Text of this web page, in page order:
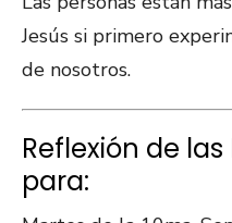
Jesús si primero
de nosotros.
Reflexión de
para: